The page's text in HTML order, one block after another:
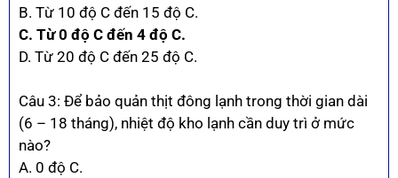
B. Từ 10 độ C đến 15 độ C.
C. Từ 0 độ C đến 4 độ C.
D. Từ 20 độ C đến 25 độ C.
Câu 3: Để bảo quản thịt đông lạnh trong thời gian dài
(6 – 18 tháng), nhiệt độ kho lạnh cần duy trì ở mức
nào?
A. 0 độ C.